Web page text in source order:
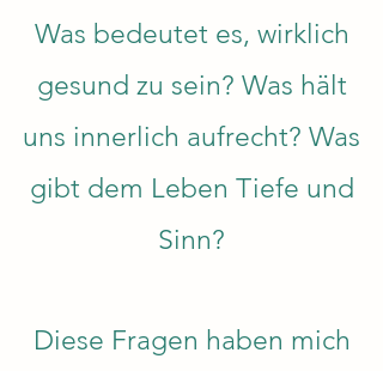
Was bedeutet es, wirklich
gesund zu sein? Was hält
uns innerlich aufrecht? Was
gibt dem Leben Tiefe und
Sinn?
Diese Fragen haben mich